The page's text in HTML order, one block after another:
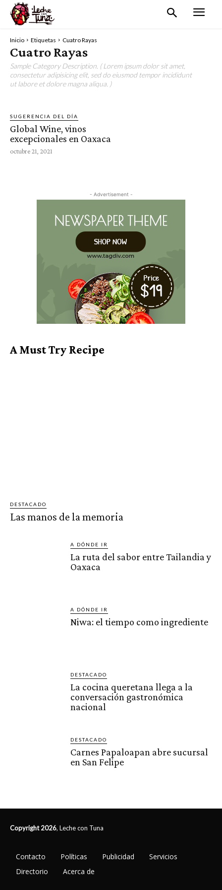
Inicio Etiquetas Cuatro Rayas
Cuatro Rayas
Sample Category Description. ( Lorem ipsum dolor sit amet,
consectetur adipisicing elit, sed do eiusmod tempor incididunt
ut labore et dolore magna aliqua. )
SUGERENCIA DEL DÍA
Global Wine, vinos
excepcionales en Oaxaca
octubre 21, 2021
- Advertisement -
A Must Try Recipe
DESTACADO
Las manos de la memoria
A DÓNDE IR
La ruta del sabor entre Tailandia y
Oaxaca
A DÓNDE IR
Niwa: el tiempo como ingrediente
DESTACADO
La cocina queretana llega a la
conversación gastronómica
nacional
DESTACADO
Carnes Papaloapan abre sucursal
en San Felipe
Copyright 2026, Leche con Tuna
Contacto Políticas Publicidad
Servicios
Directorio
Acerca de